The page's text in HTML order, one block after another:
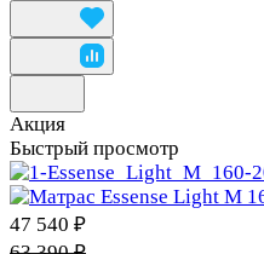
Акция
Быстрый просмотр
47 540 ₽